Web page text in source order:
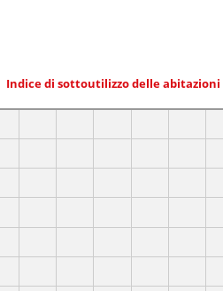
Indice di sottoutilizzo delle abitazioni